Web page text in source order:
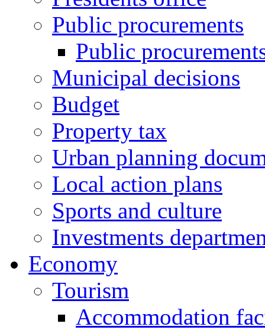
Public procurements
Public
Municipal decisions
Budget
Property tax
Urban planning
Local action plans
Sports and culture
Investments
Economy
Tourism
Accommodation